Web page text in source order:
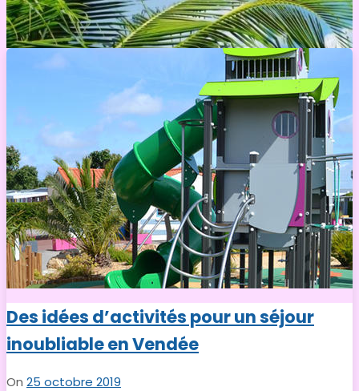
Des idées d’activités pour un séjour
inoubliable en Vendée
On 25 octobre 2019